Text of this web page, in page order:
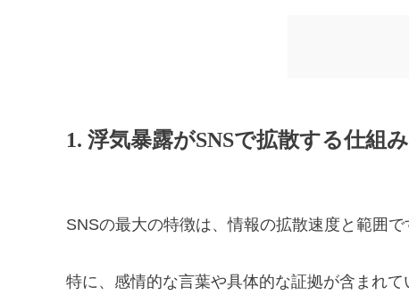
1. 浮気暴露がSNSで拡散する仕組み
SNSの最大の特徴は、情報の拡散速度と範囲
特に、感情的な言葉や具体的な証拠が含まれ